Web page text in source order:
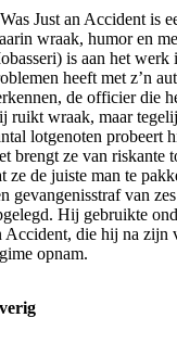
Just an Accident is
wraak, humor en
is aan het werk
heeft met z’n
de officier die
ruikt wraak, maar
lotgenoten probeert
brengt ze van riskante
ze de juiste man te
gevangenisstraf van
Hij gebruikte
Accident, die hij na zijn
opnam.